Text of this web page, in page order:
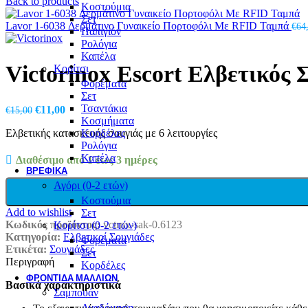
Κοστούμια
Σετ
Παπιγιόν
Ρολόγια
Καπέλα
Κορίτσι
Φορέματα
Σετ
Τσαντάκια
Κοσμήματα
Κορδέλες
Ρολόγια
Καπέλα
ΒΡΕΦΙΚΆ
Αγόρι (0-2 ετών)
Κοστούμια
Σετ
Κορίτσι (0-2 ετών)
Φορέματα
Σετ
Κορδέλες
ΦΡΟΝΤΙΔΑ ΜΑΛΛΙΩΝ
Σαμπουάν
Lavor 1-6038 Δερμάτινο Γυναικείο Πορτοφόλι Με RFID Ταμπά €
Victorinox Escort Ελβετικός
€15,00 Original
was:
€11,00Η
τρέχουσα
τιμή
είναι:
€11,00.
Ελβετικής κατασκευής σουγιάς με 6 λειτουργίες
Διαθέσιμο από 1 έως 3 ημέρες
Add to wishlist
Κωδικός προϊόντος:vctrnx-sak-0.6123
Κατηγορία: Ελβετικοί Σουγιάδες
Ετικέτα: Σουγιάδες
Περιγραφή
Βασικά χαρακτηριστικά